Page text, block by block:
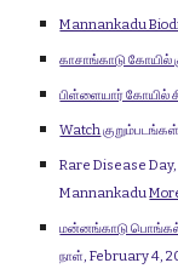
Mannankadu
காசாங்காடு கோயில்
பிள்ளையார் கோயில்
Watchகுறும்படங்கள்
Rare Disease Day,
Mannankadu
மன்னங்காடு பொங்கல்
நாள், February 4,